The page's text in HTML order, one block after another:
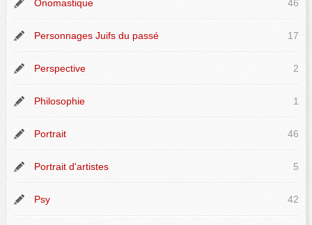
Onomastique 46
Personnages Juifs du passé 17
Perspective 2
Philosophie 1
Portrait 46
Portrait d'artistes 5
Psy 42